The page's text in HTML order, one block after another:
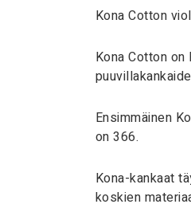
Kona Cotton
Kona Cotton
Ensimmäinen
on 366.
Kona-kankaat
koskien